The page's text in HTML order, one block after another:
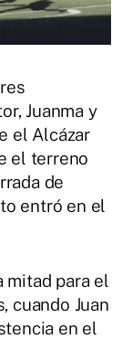
Juanma y
el Alcázar
el terreno
de
entró en el
mitad para el
cuando Juan
en el